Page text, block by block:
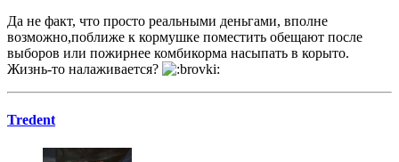
Да не факт, что просто реальными деньгами, вполне
возможно,поближе к кормушке поместить обещают после
выборов или пожирнее комбикорма насыпать в корыто.
Жизнь-то налаживается?
Tredent